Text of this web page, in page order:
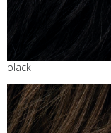
black